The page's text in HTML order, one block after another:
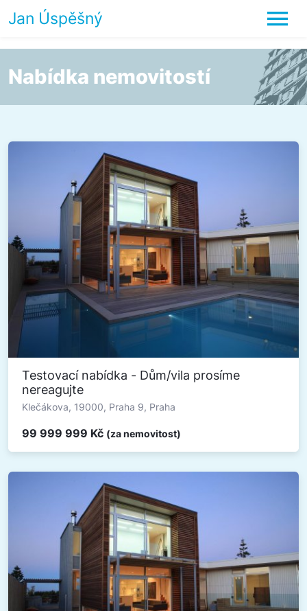
Jan Úspěšný
Nabídka nemovitostí
Testovací nabídka - Dům/vila prosíme
nereagujte
Klečákova, 19000, Praha 9, Praha
99 999 999 Kč (za nemovitost)